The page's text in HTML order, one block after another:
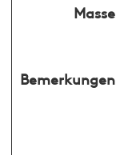
Masse
Bemerkungen